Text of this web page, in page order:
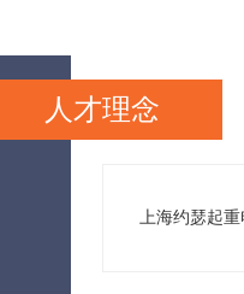
人才理念
上海约瑟起